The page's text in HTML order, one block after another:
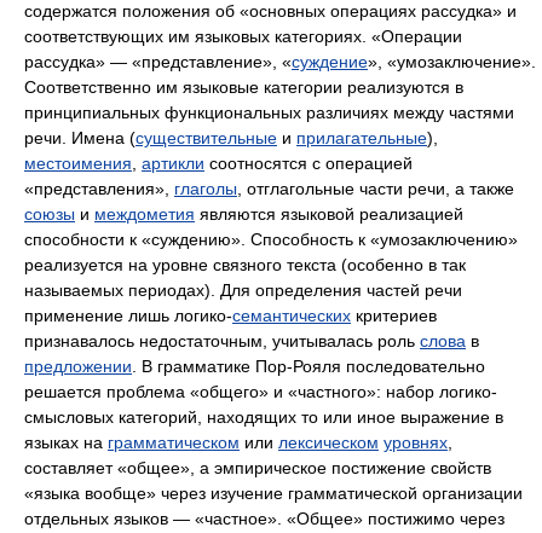
содержатся положения об «основных операциях рассудка» и
соответствующих им языковых категориях. «Операции
рассудка» — «представление», «суждение», «умозаключение».
Соответственно им языковые категории реализуются в
принципиальных функциональных различиях между частями
речи. Имена (существительные и прилагательные),
местоимения артикли соотносятся с операцией
«представления», глаголы , отглагольные части речи, а также
союзы и междометия являются языковой реализацией
способности к «суждению». Способность к «умозаключению»
реализуется на уровне связного текста (особенно в так
называемых периодах). Для определения частей речи
применение лишь логико-семантических критериев
признавалось недостаточным, учитывалась роль слова в
предложении . В грамматике Пор-Рояля последовательно
решается проблема «общего» и «частного»: набор логико-
смысловых категорий, находящих то или иное выражение в
языках на грамматическом или лексическом уровнях
составляет «общее», а эмпирическое постижение свойств
«языка вообще» через изучение грамматической организации
отдельных языков — «частное». «Общее» постижимо через